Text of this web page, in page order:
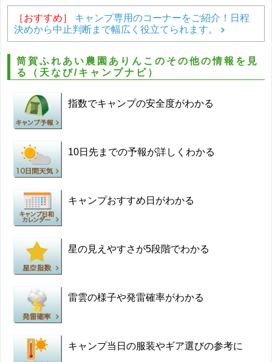
［おすすめ］
キャンプ専用のコーナーをご紹介！日程
決めから中止判断まで幅広く役立てられます。
筒賀ふれあい農園ありんこのその他の情報を見
る（天なび/キャンプナビ）
指数でキャンプの安全度がわかる
10日先までの予報が詳しくわかる
キャンプおすすめ日がわかる
星の見えやすさが5段階でわかる
雷雲の様子や発雷確率がわかる
キャンプ当日の服装やギア選びの参考に